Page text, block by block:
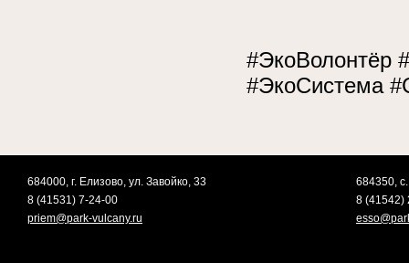
#ЭкоВолонтёр
#ЭкоСистема
684000, г. Елизово, ул. Завойко, 33
8 (41531) 7-24-00
priem@park-vulcany.ru
684350,
8 (41542)